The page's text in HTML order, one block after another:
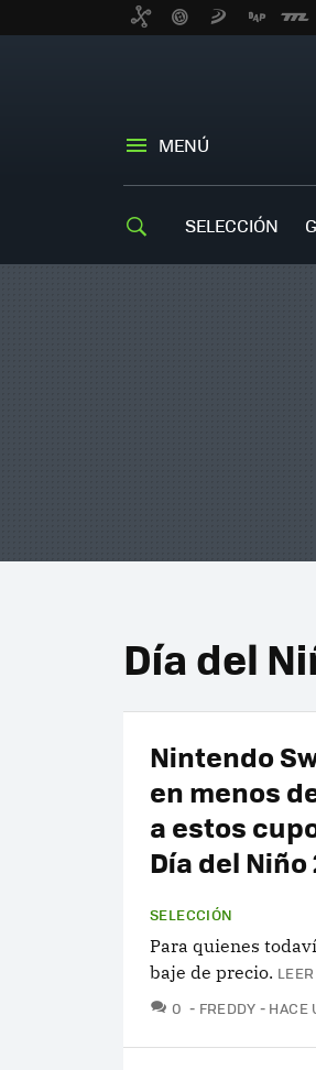
MENÚ
SELECCIÓN
Día del
Nintendo
en menos
a estos
Día del Niño
SELECCIÓN
Para quienes
baje de precio.
0 COMENTARIOS
FREDDY HACE